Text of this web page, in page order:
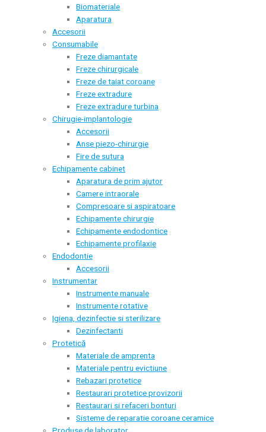
Biomateriale
Aparatura
Accesorii
Consumabile
Freze diamantate
Freze chirurgicale
Freze de taiat coroane
Freze extradure
Freze extradure turbina
Chirugie-implantologie
Accesorii
Anse piezo-chirurgie
Fire de sutura
Echipamente cabinet
Aparatura de prim ajutor
Camere intraorale
Compresoare si aspiratoare
Echipamente chirurgie
Echipamente endodontice
Echipamente profilaxie
Endodontie
Accesorii
Instrumentar
Instrumente manuale
Instrumente rotative
Igiena, dezinfectie si sterilizare
Dezinfectanti
Protetică
Materiale de amprenta
Materiale pentru evictiune
Rebazari protetice
Restaurari protetice provizorii
Restaurari si refaceri bonturi
Sisteme de reparatie coroane ceramice